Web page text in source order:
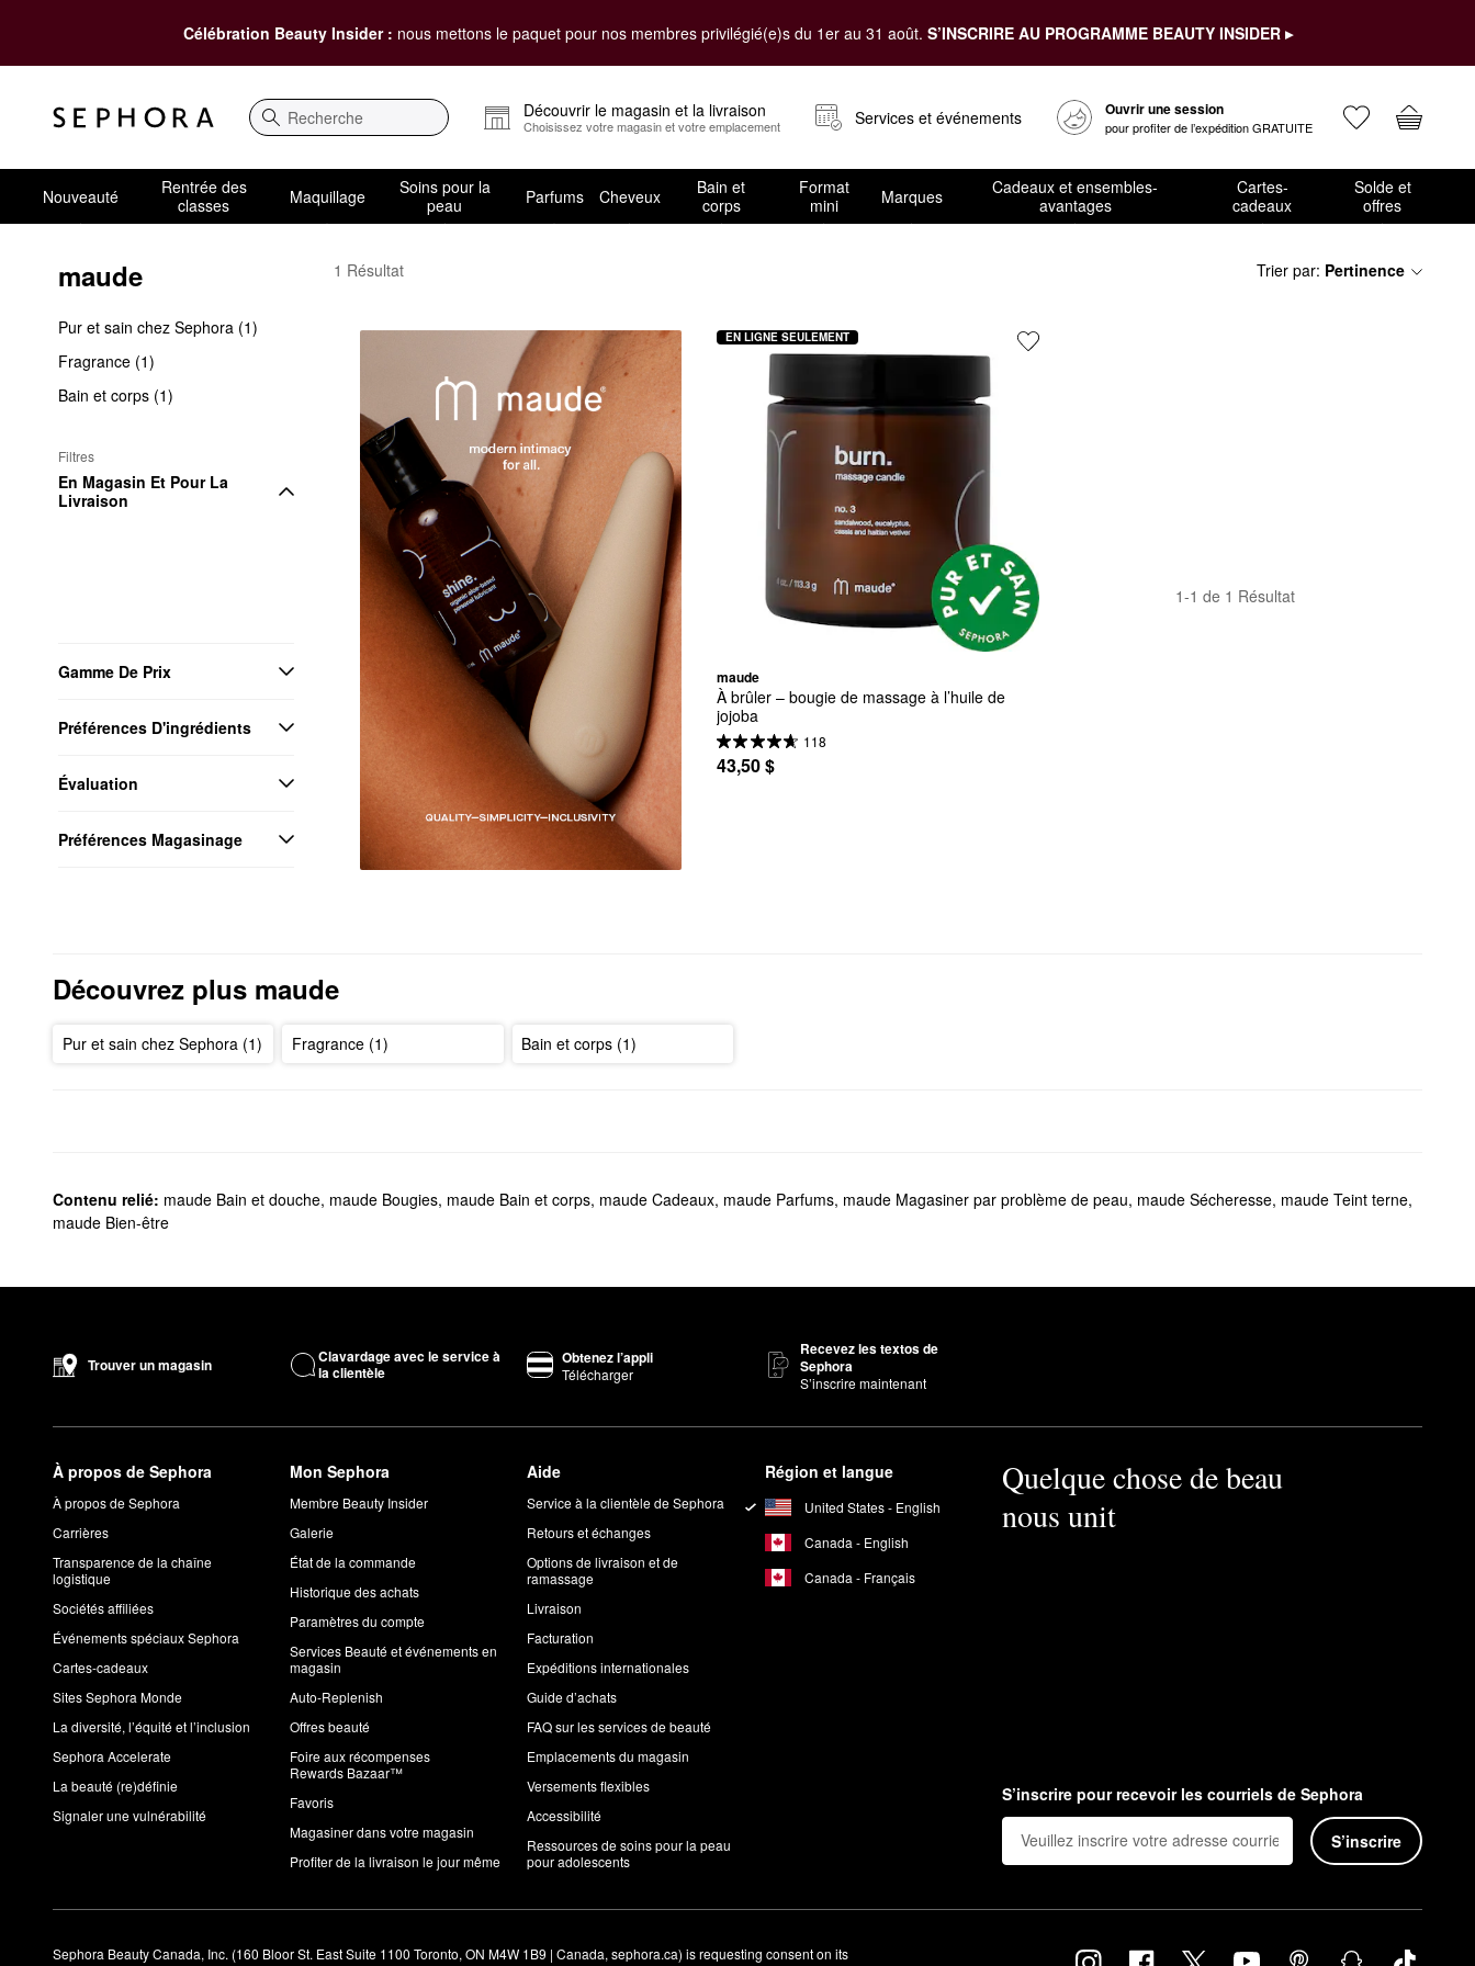
Célébration Beauty Insider : nous mettons le paquet pour nos membres privilégié(e)s du 1er au 31 août. S’INSCRIRE AU PROGRAMME BEAUTY INSIDER ▸
Recherche
Découvrir le magasin et la livraison
Choisissez votre magasin et votre emplacement Services et événements Ouvrir une session
pour profiter de l’expédition GRATUITE
Nouveauté
Rentrée des
classes
Maquillage
Soins pour la
peau
Parfums Cheveux
Bain et
corps
Format
mini
Marques
Cadeaux et ensembles-
avantages
Cartes-
cadeaux
Solde et
offres
maude
Pur et sain chez Sephora (1)
Fragrance (1)
Bain et corps (1)
Filtres
En Magasin Et Pour La
Livraison
Gamme De Prix
Préférences D'ingrédients
Évaluation
Préférences Magasinage
maude Sexual Wellness Products
1 Résultat Trier par: Pertinence
maude
À brûler – bougie de massage à l’huile de
jojoba
118
43,50 $
EN LIGNE SEULEMENT
1-1 de 1 Résultat
Découvrez plus maude
Pur et sain chez Sephora (1) Fragrance (1) Bain et corps (1)
Contenu relié: maude Bain et douche, maude Bougies, maude Bain et corps, maude Cadeaux, maude Parfums, maude Magasiner par problème de peau, maude Sécheresse, maude Teint terne,
maude Bien-être
Trouver un magasin
Clavardage avec le service à
la clientèle
Obtenez l’appli
Télécharger
Recevez les textos de
Sephora
S’inscrire maintenant
À propos de Sephora
À propos de Sephora
Carrières
Transparence de la chaîne
logistique
Sociétés affiliées
Événements spéciaux Sephora
Cartes-cadeaux
Sites Sephora Monde
La diversité, l’équité et l’inclusion
Sephora Accelerate
La beauté (re)définie
Signaler une vulnérabilité
Mon Sephora
Membre Beauty Insider
Galerie
État de la commande
Historique des achats
Paramètres du compte
Services Beauté et événements en
magasin
Auto-Replenish
Offres beauté
Foire aux récompenses
Rewards Bazaar™
Favoris
Magasiner dans votre magasin
Profiter de la livraison le jour même
Aide
Service à la clientèle de Sephora
Retours et échanges
Options de livraison et de
ramassage
Livraison
Facturation
Expéditions internationales
Guide d’achats
FAQ sur les services de beauté
Emplacements du magasin
Versements flexibles
Accessibilité
Ressources de soins pour la peau
pour adolescents
Région et langue
United States - English
Canada - English
Canada - Français
Quelque chose de beau
nous unit
S’inscrire pour recevoir les courriels de Sephora
S’inscrire
Sephora Beauty Canada, Inc. (160 Bloor St. East Suite 1100 Toronto, ON M4W 1B9 | Canada, sephora.ca) is requesting consent on its